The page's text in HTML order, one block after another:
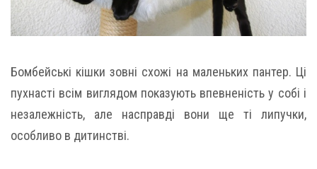
Бомбейські кішки зовні схожі на маленьких пантер. Ці
пухнасті всім виглядом показують впевненість у собі і
незалежність, але насправді вони ще ті липучки,
особливо в дитинстві.